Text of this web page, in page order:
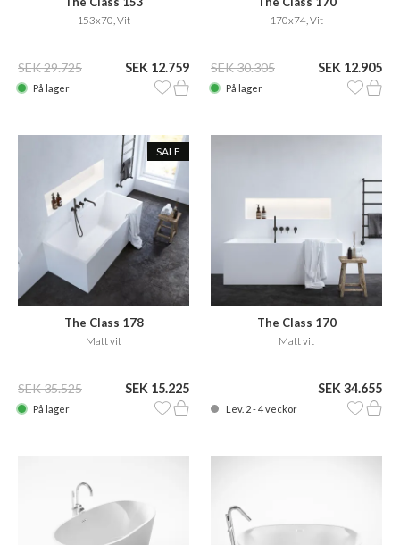
153x70, Vit
SEK 29.725 SEK 12.759
På lager
170x74, Vit
SEK 30.305 SEK 12.905
På lager
SALE
The Class 178
Matt vit
SEK 35.525 SEK 15.225
På lager
The Class 170
Matt vit
SEK 34.655
Lev. 2 - 4 veckor